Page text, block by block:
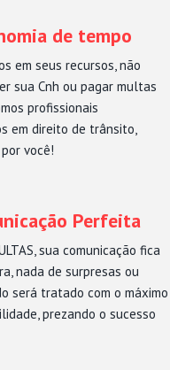
de tempo
em seus recursos, não
sua Cnh ou pagar multas
profissionais
em direito de trânsito,
você!
Perfeita
sua comunicação fica
nada de surpresas ou
será tratado com o máximo
prezando o sucesso